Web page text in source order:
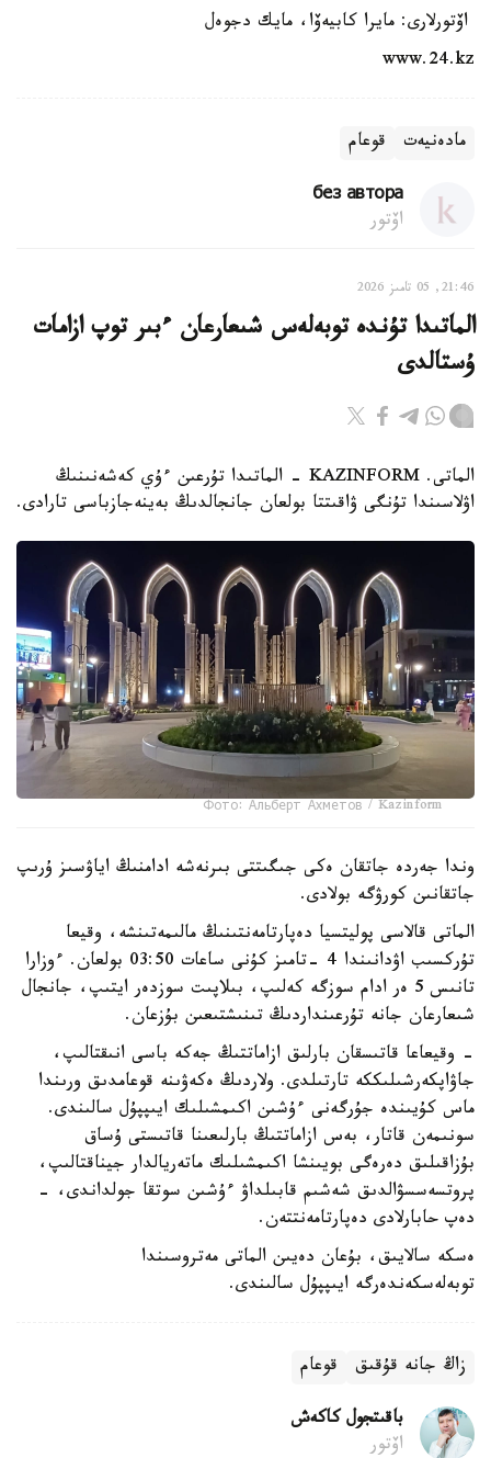
اۆتورلارى: مايرا كابيەۆا، مايك دجوەل
www.24.kz
مادەنيەت قوعام
без автора
اۆتور
21:46, 05 تامىز 2026
الماتىدا تۇندە توبەلەس شىعارعان ءبىر توپ ازامات
ۇستالدى
الماتى. KAZINFORM - الماتىدا تۇرعىن ءۇي كەشەنىنىڭ
اۋلاسىندا تۇنگى ۋاقىتتا بولعان جانجالدىڭ بەينەجازباسى تارادى.
Фото: Альберт Ахметов / Kazinform
وندا جەردە جاتقان ەكى جىگىتتى بىرنەشە ادامنىڭ اياۋسىز ۇرىپ
جاتقانىن كورۋگە بولادى.
الماتى قالاسى پوليتسيا دەپارتامەنتىنىڭ مالىمەتىنشە، وقيعا
تۇركسىب اۋدانىندا 4 -تامىز كۇنى ساعات 03:50 بولعان. ءوزارا
تانىس 5 ەر ادام سوزگە كەلىپ، بىلاپىت سوزدەر ايتىپ، جانجال
شىعارعان جانە تۇرعىنداردىڭ تىنىشتىعىن بۇزعان.
- وقيعاعا قاتىسقان بارلىق ازاماتتىڭ جەكە باسى انىقتالىپ،
جاۋاپكەرشىلىككە تارتىلدى. ولاردىڭ ەكەۋىنە قوعامدىق ورىندا
ماس كۇيىندە جۇرگەنى ءۇشىن اكىمشىلىك ايىپپۇل سالىندى.
سونىمەن قاتار، بەس ازاماتتىڭ بارلىعىنا قاتىستى ۇساق
بۇزاقىلىق دەرەگى بويىنشا اكىمشىلىك ماتەريالدار جيناقتالىپ،
پروتسەسسۋالدىق شەشىم قابىلداۋ ءۇشىن سوتقا جولداندى، -
دەپ حابارلادى دەپارتامەنتتەن.
ەسكە سالايىق، بۇعان دەيىن الماتى مەتروسىندا
توبەلەسكەندەرگە ايىپپۇل سالىندى.
زاڭ جانە قۇقىق قوعام
باقىتجول كاكەش
اۆتور